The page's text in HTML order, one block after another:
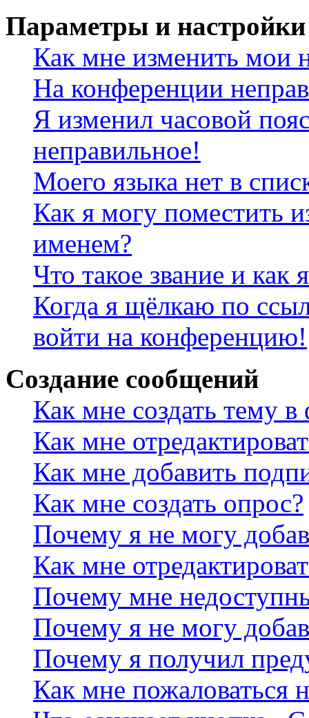
Параметры и настройки
Как мне изменить мои
На конференции
Я изменил часовой
неправильное!
Моего языка нет в
Как я могу поместить
именем?
Что такое звание и как
Когда я щёлкаю по
войти на конференцию!
Создание сообщений
Как мне создать тему
Как мне
Как мне добавить
Как мне создать опрос?
Почему я не могу
Как мне
Почему мне
Почему я не могу
Почему я получил
Как мне пожаловаться